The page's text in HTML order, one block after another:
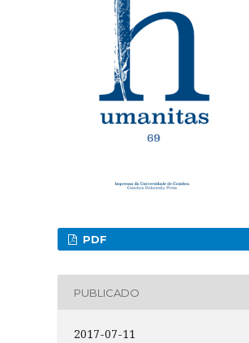
PDF
PUBLICADO
2017-07-11